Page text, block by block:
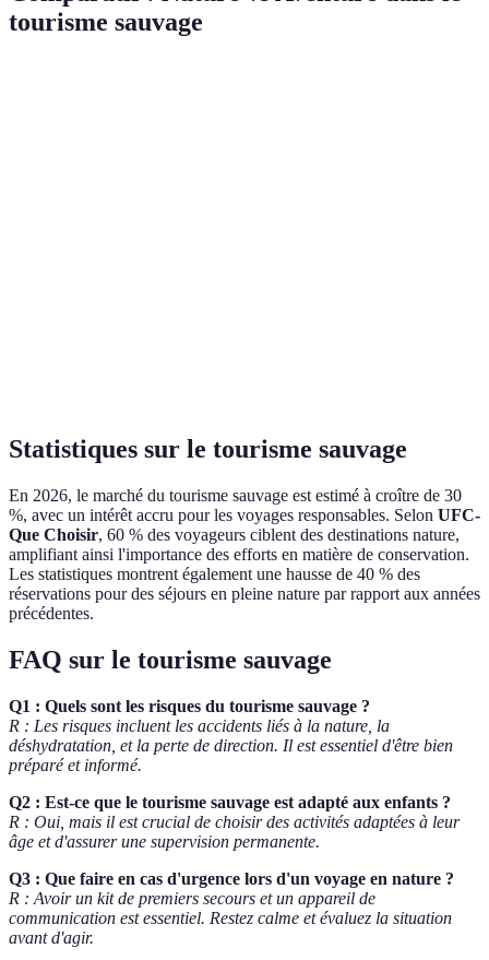
tourisme sauvage
Statistiques sur le tourisme sauvage
En 2026, le marché du tourisme sauvage est estimé à croître de 30
%, avec un intérêt accru pour les voyages responsables. Selon UFC-
Que Choisir, 60 % des voyageurs ciblent des destinations nature,
amplifiant ainsi l'importance des efforts en matière de conservation.
Les statistiques montrent également une hausse de 40 % des
réservations pour des séjours en pleine nature par rapport aux années
précédentes.
FAQ sur le tourisme sauvage
Q1 : Quels sont les risques du tourisme sauvage ?
R : Les risques incluent les accidents liés à la nature, la
déshydratation, et la perte de direction. Il est essentiel d'être bien
préparé et informé.
Q2 : Est-ce que le tourisme sauvage est adapté aux enfants ?
R : Oui, mais il est crucial de choisir des activités adaptées à leur
âge et d'assurer une supervision permanente.
Q3 : Que faire en cas d'urgence lors d'un voyage en nature ?
R : Avoir un kit de premiers secours et un appareil de
communication est essentiel. Restez calme et évaluez la situation
avant d'agir.